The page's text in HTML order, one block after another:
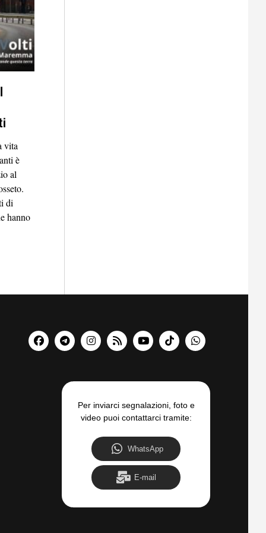
vita
è
al
di
hanno
Per inviarci segnalazioni, foto e
video puoi contattarci tramite:
WhatsApp
E-mail